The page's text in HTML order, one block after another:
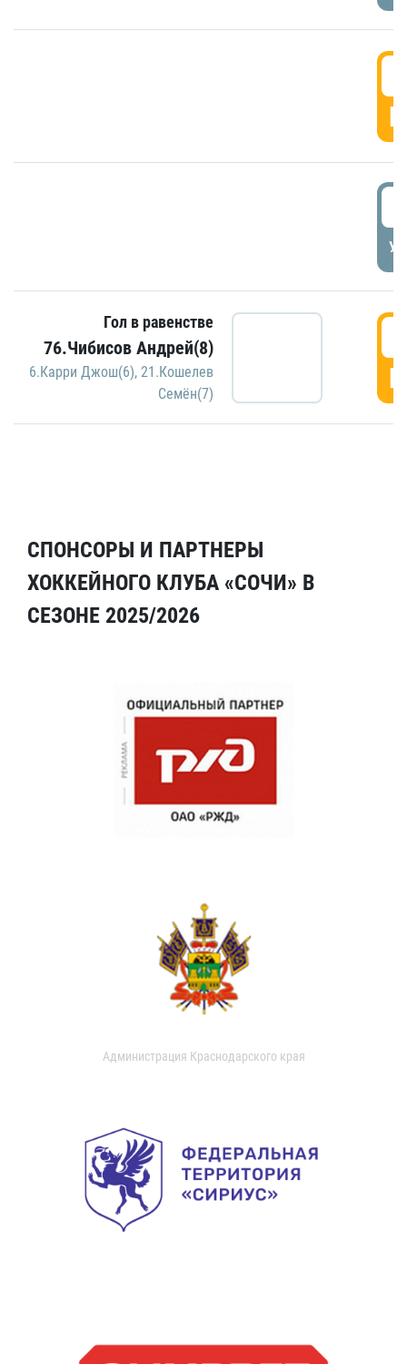
Гол в равенстве
76.Чибисов Андрей(8)
6.Карри Джош(6), 21.Кошелев
Семён(7)
СПОНСОРЫ И ПАРТНЕРЫ
ХОККЕЙНОГО КЛУБА «СОЧИ» В
СЕЗОНЕ 2025/2026
Администрация Краснодарского края